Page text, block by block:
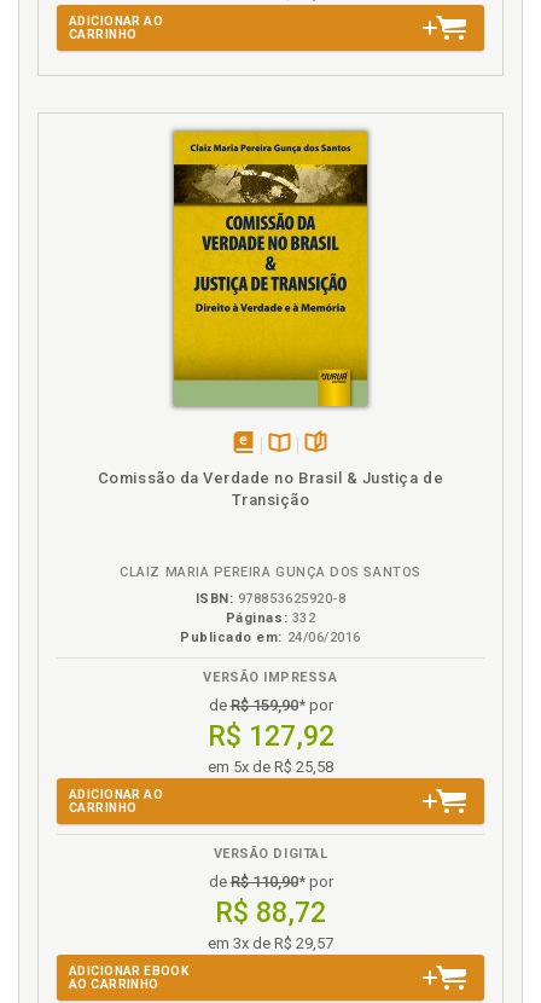
N
Normatização internacional do direito à moradia, p.
45
Normatização internacional do direito à moradia.
Aspectos gerais, p. 45
Notificação dos confrontantes, p. 102
Notificação dos proprietários e detentores de
direitos reais, p. 102
Posse. Emissão dos Títulos de Legitimação de
Posse. Função social da propriedade e da posse, p.
Posse. Requerimento do reconhecimento da
conversão de posse, p. 110
propriedade, p. 125
Procedimentos de regularização fundiária da Lei
11.977/2009, p. 95
Processo de urbanização no Brasil e o acesso à
Processo de urbanização no Brasil e o acesso à
moradia. Histórico geral, p. 69
Projeto de regularização fundiária, p. 105
Propriedade. Direito à moradia e a propriedade, p. 27
Propriedade. Usucapião administrativa. Registro do
reconhecimento da conersão de posse em
propriedade, p. 125
Proprietário. Notificação dos proprietários e
detentores de direitos reais, p. 102
ADICIONAR AO
CARRINHO
disponível
em
Disponível
na
B.V.
páginas
Comissão da Verdade no Brasil & Justiça de
Transição
CLAIZ MARIA PEREIRA GUNÇA DOS SANTOS
ISBN: 978853625920-8
Páginas: 332
Publicado em: 24/06/2016
VERSÃO IMPRESSA
deR$ 159,90* por
R$ 127,92
em 5x de R$ 25,58
ADICIONAR AO
CARRINHO
VERSÃO DIGITAL
deR$ 110,90* por
R$ 88,72
em 3x de R$ 29,57
ADICIONAR EBOOK
AO CARRINHO